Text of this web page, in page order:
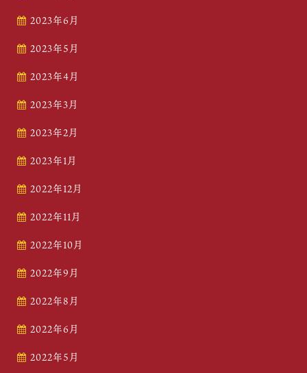
2023年6月
2023年5月
2023年4月
2023年3月
2023年2月
2023年1月
2022年12月
2022年11月
2022年10月
2022年9月
2022年8月
2022年6月
2022年5月